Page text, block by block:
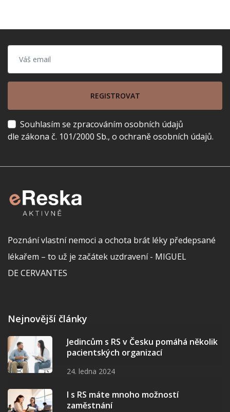
REGISTROVAT
Souhlasím se zpracováním osobních údajů
dle zákona č. 101/2000 Sb., o ochraně osobních údajů.
Poznání vlastní nemoci a ochota brát léky předepsané
lékařem – to už je začátek uzdravení - MIGUEL
DE CERVANTES
Nejnovější články
Jedincům s RS v Česku pomáhá několik
pacientských organizací
24. ledna 2024
I s RS máte mnoho možností
zaměstnání